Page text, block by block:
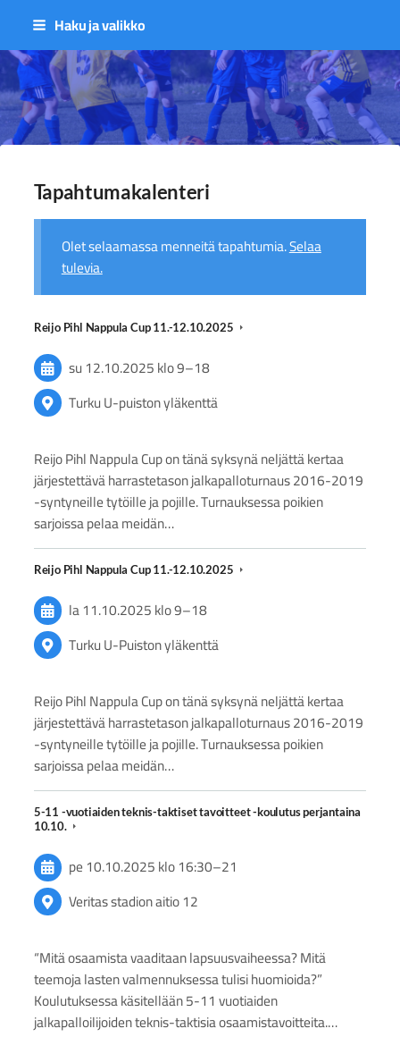
Siirry
sisältöön
Haku ja valikko
Sivuston etusivulle
Tapahtumakalenteri
Olet selaamassa menneitä tapahtumia.Selaa
tulevia.
Reijo Pihl Nappula Cup 11.-12.10.2025
su 12.10.2025klo 9–18
Turku U-puiston yläkenttä
Reijo Pihl Nappula Cup on tänä syksynä neljättä kertaa
järjestettävä harrastetason jalkapalloturnaus 2016-2019
-syntyneille tytöille ja pojille. Turnauksessa poikien
sarjoissa pelaa meidän…
Reijo Pihl Nappula Cup 11.-12.10.2025
la 11.10.2025klo 9–18
Turku U-Puiston yläkenttä
Reijo Pihl Nappula Cup on tänä syksynä neljättä kertaa
järjestettävä harrastetason jalkapalloturnaus 2016-2019
-syntyneille tytöille ja pojille. Turnauksessa poikien
sarjoissa pelaa meidän…
5-11 -vuotiaiden teknis-taktiset tavoitteet -koulutus perjantaina
10.10.
pe 10.10.2025klo 16:30–21
Veritas stadion aitio 12
“Mitä osaamista vaaditaan lapsuusvaiheessa? Mitä
teemoja lasten valmennuksessa tulisi huomioida?”
Koulutuksessa käsitellään 5-11 vuotiaiden
jalkapalloilijoiden teknis-taktisia osaamistavoitteita.…